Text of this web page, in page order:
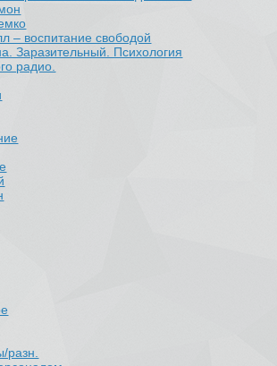
– воспитание свободой
Заразительный. Психология
радио.
разн.